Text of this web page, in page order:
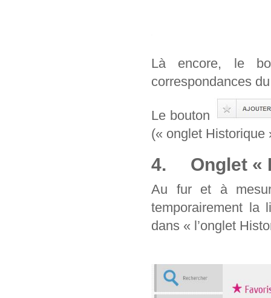
Là encore, le
correspondances
Le bouton
(« onglet Historique
4. Onglet «
Au fur et à
temporairement la
dans « l’onglet